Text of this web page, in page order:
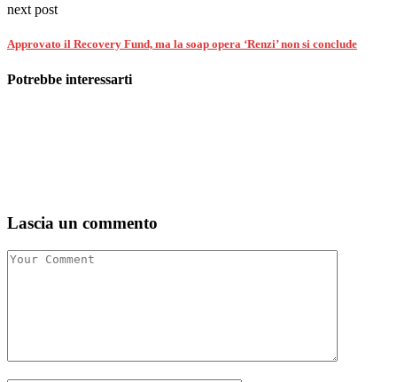
next post
Approvato il Recovery Fund, ma la soap opera ‘Renzi’ non si conclude
Potrebbe interessarti
Lascia un commento